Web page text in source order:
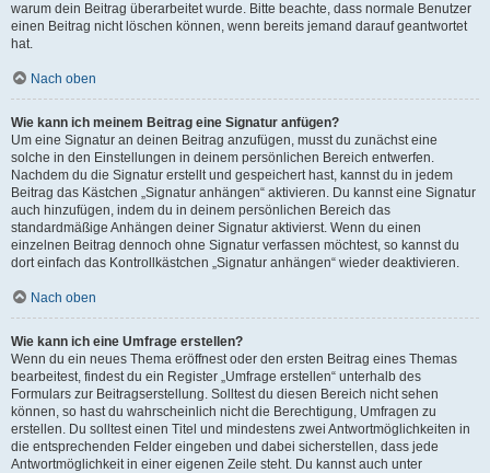
warum dein Beitrag überarbeitet wurde. Bitte beachte, dass normale Benutzer
einen Beitrag nicht löschen können, wenn bereits jemand darauf geantwortet
hat.
Nach oben
Wie kann ich meinem Beitrag eine Signatur anfügen?
Um eine Signatur an deinen Beitrag anzufügen, musst du zunächst eine
solche in den Einstellungen in deinem persönlichen Bereich entwerfen.
Nachdem du die Signatur erstellt und gespeichert hast, kannst du in jedem
Beitrag das Kästchen „Signatur anhängen“ aktivieren. Du kannst eine Signatur
auch hinzufügen, indem du in deinem persönlichen Bereich das
standardmäßige Anhängen deiner Signatur aktivierst. Wenn du einen
einzelnen Beitrag dennoch ohne Signatur verfassen möchtest, so kannst du
dort einfach das Kontrollkästchen „Signatur anhängen“ wieder deaktivieren.
Nach oben
Wie kann ich eine Umfrage erstellen?
Wenn du ein neues Thema eröffnest oder den ersten Beitrag eines Themas
bearbeitest, findest du ein Register „Umfrage erstellen“ unterhalb des
Formulars zur Beitragserstellung. Solltest du diesen Bereich nicht sehen
können, so hast du wahrscheinlich nicht die Berechtigung, Umfragen zu
erstellen. Du solltest einen Titel und mindestens zwei Antwortmöglichkeiten in
die entsprechenden Felder eingeben und dabei sicherstellen, dass jede
Antwortmöglichkeit in einer eigenen Zeile steht. Du kannst auch unter